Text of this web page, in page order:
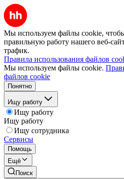
Мы используем файлы cookie,
правильную работу нашего веб-
трафик.
Правила использования файлов
Мы используем файлы cookie.
файлов cookie
Понятно
Ищу работу
Ищу работу
Ищу работу
Ищу сотрудника
Сервисы
Помощь
Ещё
Поиск